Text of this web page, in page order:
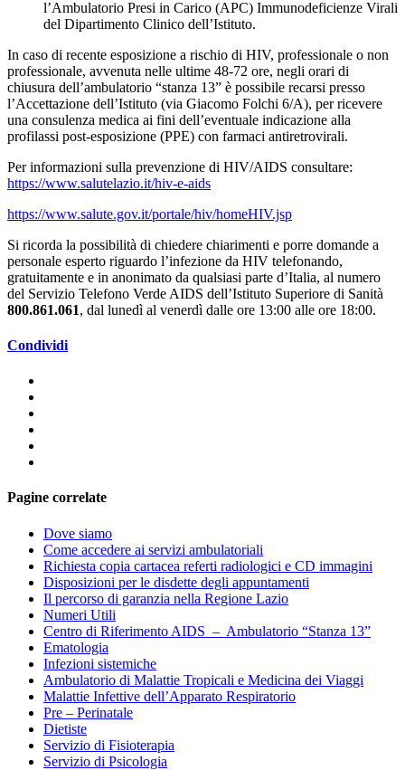
l’Ambulatorio Presi in Carico (APC) Immunodeficienze Virali
del Dipartimento Clinico dell’Istituto.
In caso di recente esposizione a rischio di HIV, professionale o non
professionale, avvenuta nelle ultime 48-72 ore, negli orari di
chiusura dell’ambulatorio “stanza 13” è possibile recarsi presso
l’Accettazione dell’Istituto (via Giacomo Folchi 6/A), per ricevere
una consulenza medica ai fini dell’eventuale indicazione alla
profilassi post-esposizione (PPE) con farmaci antiretrovirali.
Per informazioni sulla prevenzione di HIV/AIDS consultare:
https://www.salutelazio.it/hiv-e-aids
https://www.salute.gov.it/portale/hiv/homeHIV.jsp
Si ricorda la possibilità di chiedere chiarimenti e porre domande a
personale esperto riguardo l’infezione da HIV telefonando,
gratuitamente e in anonimato da qualsiasi parte d’Italia, al numero
del Servizio Telefono Verde AIDS dell’Istituto Superiore di Sanità
800.861.061, dal lunedì al venerdì dalle ore 13:00 alle ore 18:00.
Condividi
Pagine correlate
Dove siamo
Come accedere ai servizi ambulatoriali
Richiesta copia cartacea referti radiologici e CD immagini
Disposizioni per le disdette degli appuntamenti
Il percorso di garanzia nella Regione Lazio
Numeri Utili
Centro di Riferimento AIDS – Ambulatorio “Stanza 13”
Ematologia
Infezioni sistemiche
Ambulatorio di Malattie Tropicali e Medicina dei Viaggi
Malattie Infettive dell’Apparato Respiratorio
Pre – Perinatale
Dietiste
Servizio di Fisioterapia
Servizio di Psicologia